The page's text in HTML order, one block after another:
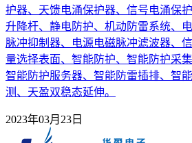
护器、天馈电涌保护器、信号电涌保
升降杆、静电防护、机动防雷系统、
脉冲抑制器、电源电磁脉冲滤波器、
量选择表面、智能防护、智能防护采
智能防护服务器、智能防雷插排、智
测、天盈双稳态延伸。
2023年03月23日